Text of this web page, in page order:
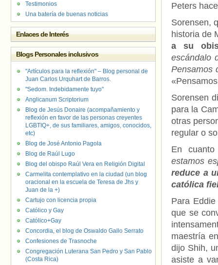
Peters
Sorensen,
historia de
a su
escándalo
Pensamos
Sorensen
para la
otras
regular o
En
estamos
reduce a
católica
Para
que se
maestría
dijo Shih,
asiste a
Testimonios
Una batería de buenas noticias
Enlaces de Interés
Blogs Personales inclusivos
"Artículos para la reflexión" – Blog personal de
Juan Carlos Urquhart de Barros.
"Sedom. Indebidamente tuyo"
Anglicanum Scriptorium
Blog de Jesús Donaire (acompañamiento y
reflexión en favor de las personas creyentes
LGBTIQ+, de sus familiares, amigos, conocidos,
etc)
Blog de José Antonio Pagola
Blog de Raúl Lugo
Blog del obispo Raúl Vera en Religión Digital
Carmelita contemplativo en la ciudad (un blog
oracional en la escuela de Teresa de Jhs y
Juan de la +)
Cartujo con licencia propia
Católico y Gay
Católico+Gay
Concordia, el blog de Oswaldo Gallo Serrato
Confesiones de Trasnoche
Congregación Luterana San Pedro y San Pablo
(Costa Rica)